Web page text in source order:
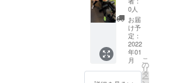
ズ等の
レンタ
ルを全
て提供
致しま
す。
LINEに
よる食
クボク
ササイ
ズ30分
×4回の
コース
単発で
やるよ
りお得
0人
お届
け予
定：
2022
年01
月
こ
の
リ
タ
ー